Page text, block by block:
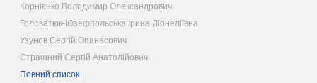
Корнієнко Володимир Олександрович
Головатюк-Юзефпольська Ірина Ліонеліївна
Узунов Сергій Опанасович
Страшний Сергій Анатолійович
Повний список...